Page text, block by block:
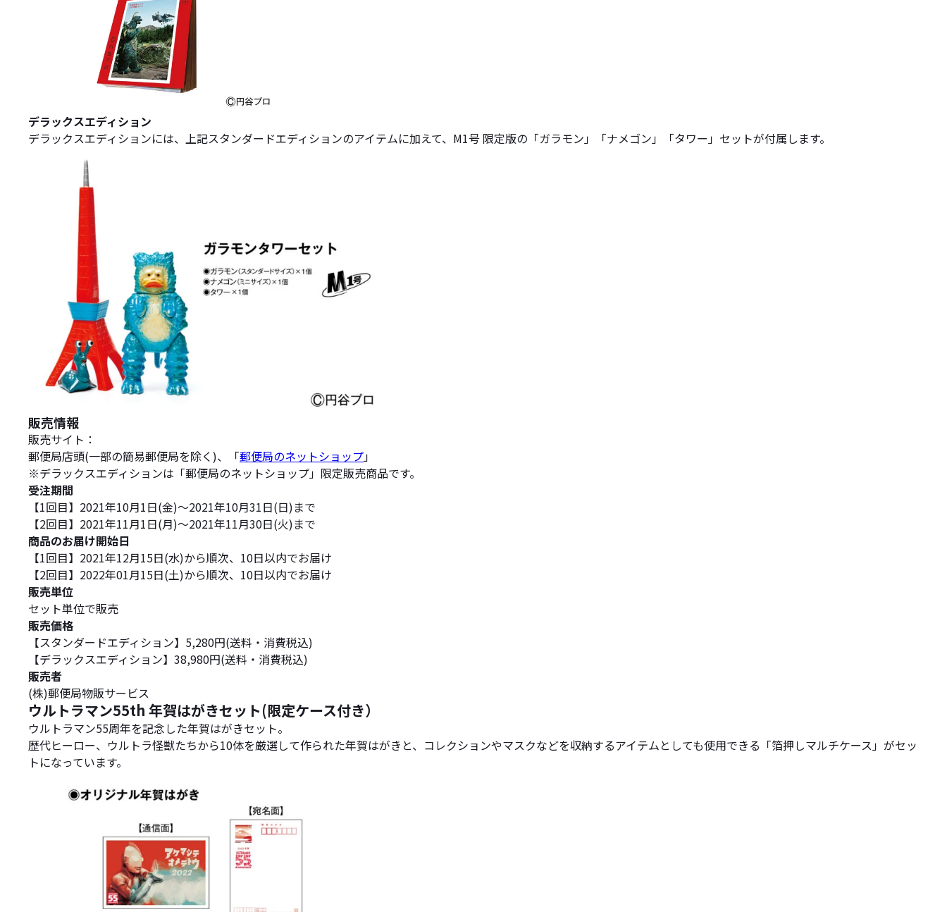
デラックスエディション
デラックスエディションには、上記スタンダードエディションのアイテムに加えて、M1号 限定版の「ガラモン」「ナメゴン」「タワー」セットが付属します。
販売情報
販売サイト：
郵便局店頭(一部の簡易郵便局を除く)、「郵便局のネットショップ」
※デラックスエディションは「郵便局のネットショップ」限定販売商品です。
受注期間
【1回目】2021年10月1日(金)～2021年10月31日(日)まで
【2回目】2021年11月1日(月)～2021年11月30日(火)まで
商品のお届け開始日
【1回目】2021年12月15日(水)から順次、10日以内でお届け
【2回目】2022年01月15日(土)から順次、10日以内でお届け
販売単位
セット単位で販売
販売価格
【スタンダードエディション】5,280円(送料・消費税込)
【デラックスエディション】38,980円(送料・消費税込)
販売者
(株)郵便局物販サービス
ウルトラマン55th 年賀はがきセット(限定ケース付き）
ウルトラマン55周年を記念した年賀はがきセット。
歴代ヒーロー、ウルトラ怪獣たちから10体を厳選して作られた年賀はがきと、コレクションやマスクなどを収納するアイテムとしても使用できる「箔押しマルチケース」がセッ
トになっています。